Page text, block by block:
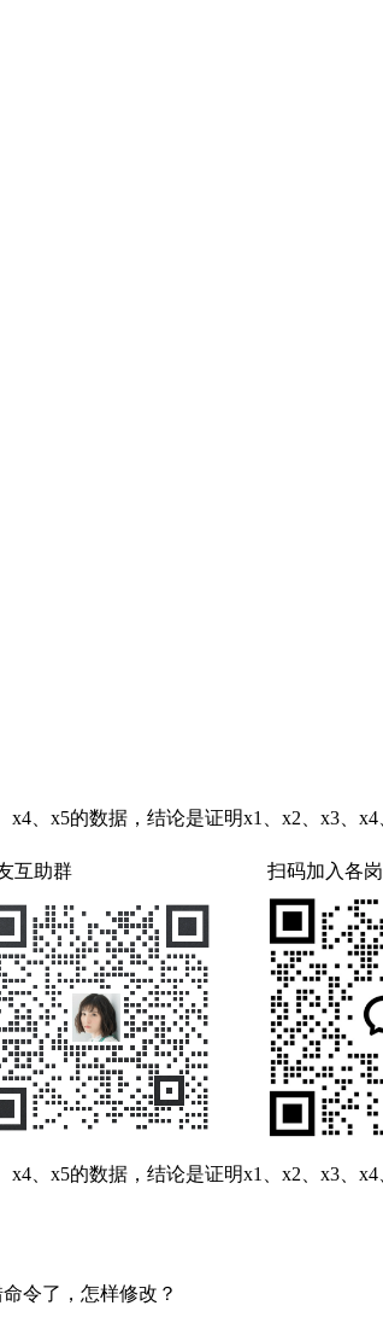
x4、x5的数据，结论是证明x1、x2、x3
互助群
扫码加入各
x4、x5的数据，结论是证明x1、x2、x3
命令了，怎样修改？